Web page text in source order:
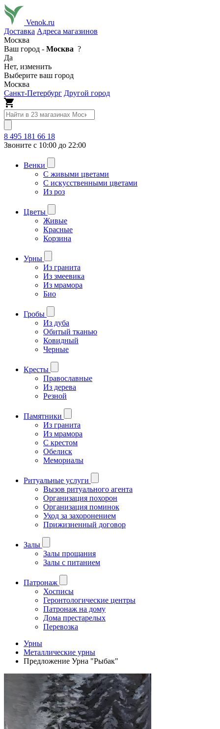
Venok.ru
Доставка Адреса магазинов
Москва
Ваш город - Москва ?
Да
Нет, изменить
Выберите ваш город
Москва
Санкт-Петербург Другой город
8 495 181 66 18
Звоните с 10:00 до 22:00
Венки
С живыми цветами
С искусственными цветами
Из роз
Цветы
Живые
Красные
Корзина
Урны
Из гранита
Из змеевика
Из мрамора
Био
Гробы
Из дуба
Обитый тканью
Ковидный
Черные
Кресты
Православные
Из дерева
Резной
Памятники
Из гранита
Из мрамора
С крестом
Обелиск
Мемориалы
Ритуальные услуги
Вызов ритуального агента
Организация похорон
Организация поминок
Уход за захоронением
Прижизненный договор
Залы
Залы прощания
Залы с питанием
Патронаж
Хосписы
Геронтологические центры
Патронаж на дому
Дома престарелых
Перевозка
Урны
Металлические урны
Предложение Урна "Рыбак"